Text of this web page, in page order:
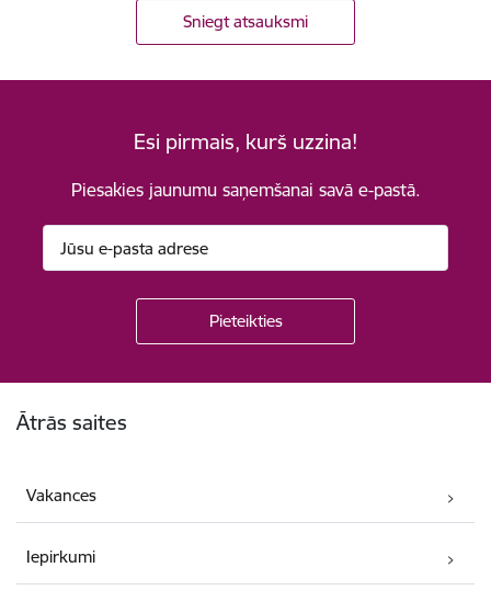
Sniegt atsauksmi
Esi pirmais, kurš uzzina!
Piesakies jaunumu saņemšanai savā e-pastā.
Ātrās saites
Vakances
Iepirkumi